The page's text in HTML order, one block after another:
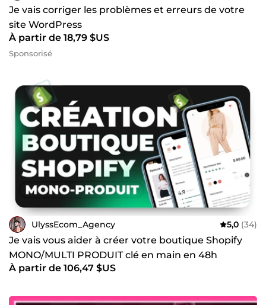
Je vais corriger les problèmes et erreurs de votre
site WordPress
À partir de 18,79 $US
Sponsorisé
UlyssEcom_Agency 5,0 (34)
Je vais vous aider à créer votre boutique Shopify
MONO/MULTI PRODUIT clé en main en 48h
À partir de 106,47 $US